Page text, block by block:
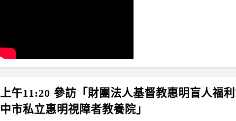
上午11:20 參訪「財團法人基督教惠明盲人福
中市私立惠明視障者教養院」